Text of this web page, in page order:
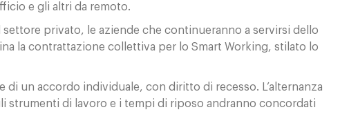
e gli altri da remoto.
privato, le aziende che continueranno a servirsi dello
la contrattazione collettiva per lo Smart Working, stilato lo
un accordo individuale, con diritto di recesso. L’alternanza
strumenti di lavoro e i tempi di riposo andranno concordati